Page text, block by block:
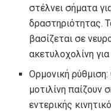
στέλνει σήματα
δραστηριότητας.
βασίζεται σε
ακετυλοχολίνη
Ορμονική
μοτιλίνη παίζουν
εντερικής